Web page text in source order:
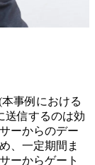
事例における
送信するのは効
ーからのデー
、一定期間ま
ーからゲート